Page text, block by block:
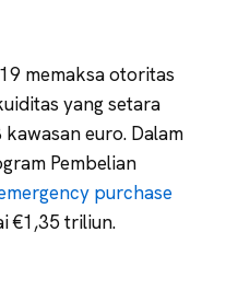
memaksa otoritas
yang setara
euro. Dalam
Pembelian
purchase
€1,35 triliun.